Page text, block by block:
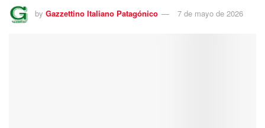
by Gazzettino Italiano Patagónico 7 de mayo de 2026